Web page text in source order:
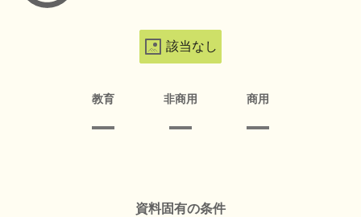
該当なし
教育 非商用 商用
資料固有の条件